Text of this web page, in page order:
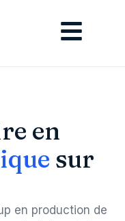
en
sur
en production de